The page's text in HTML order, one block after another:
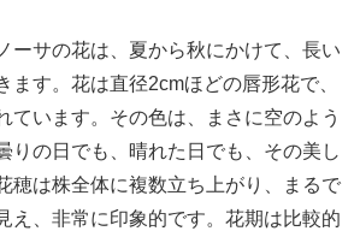
ーサの花は、夏から秋にかけて、長い
ます。花は直径2cmほどの唇形花で、
ています。その色は、まさに空のよう
りの日でも、晴れた日でも、その美し
穂は株全体に複数立ち上がり、まるで
え、非常に印象的です。花期は比較的